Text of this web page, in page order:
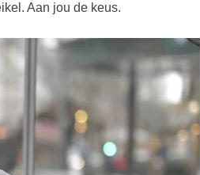
Aan jou de keus.